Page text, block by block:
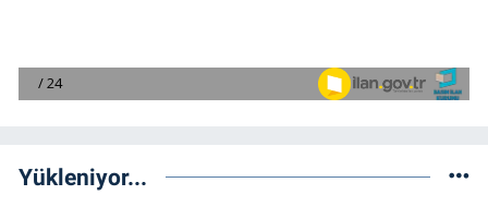
Yükleniyor...